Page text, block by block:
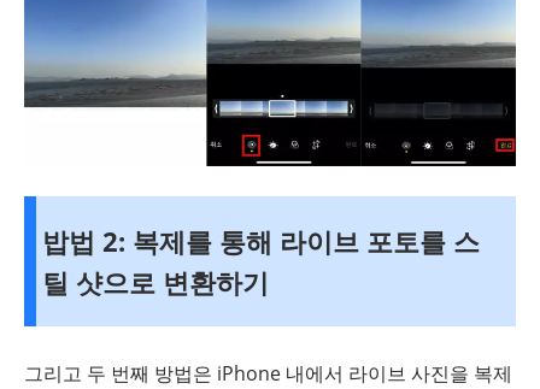
밥법 2: 복제를 통해 라이브 포토를 스
틸 샷으로 변환하기
그리고 두 번째 방법은 iPhone 내에서 라이브 사진을 복제